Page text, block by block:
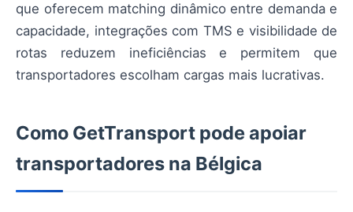
que oferecem matching dinâmico entre demanda e
capacidade, integrações com TMS e visibilidade de
rotas reduzem ineficiências e permitem que
transportadores escolham cargas mais lucrativas.
Como GetTransport pode apoiar
transportadores na Bélgica